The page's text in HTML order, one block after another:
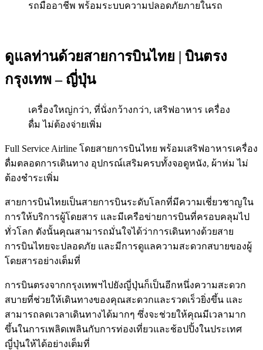
รถมืออาชีพ พร้อมระบบความปลอดภัยภายในรถ
ดูแลท่านด้วยสายการบินไทย | บินตรง
กรุงเทพ – ญี่ปุ่น
เครื่องใหญ่กว่า, ที่นั่งกว้างกว่า, เสริฟอาหาร เครื่อง
ดื่ม ไม่ต้องจ่ายเพิ่ม
Full Service Airline โดยสายการบินไทย พร้อมเสริฟอาหารเครื่อง
ดื่มตลอดการเดินทาง อุปกรณ์เสริมครบทั้งจอดูหนัง, ผ้าห่ม ไม่
ต้องชำระเพิ่ม
สายการบินไทยเป็นสายการบินระดับโลกที่มีความเชี่ยวชาญใน
การให้บริการผู้โดยสาร และมีเครือข่ายการบินที่ครอบคลุมไป
ทั่วโลก ดังนั้นคุณสามารถมั่นใจได้ว่าการเดินทางด้วยสาย
การบินไทยจะปลอดภัย และมีการดูแลความสะดวกสบายของผู้
โดยสารอย่างเต็มที่
การบินตรงจากกรุงเทพฯไปยังญี่ปุ่นก็เป็นอีกหนึ่งความสะดวก
สบายที่ช่วยให้เดินทางของคุณสะดวกและรวดเร็วยิ่งขึ้น และ
สามารถลดเวลาเดินทางได้มากๆ ซึ่งจะช่วยให้คุณมีเวลามาก
ขึ้นในการเพลิดเพลินกับการท่องเที่ยวและช้อปปิ้งในประเทศ
ญี่ปุ่นให้ได้อย่างเต็มที่